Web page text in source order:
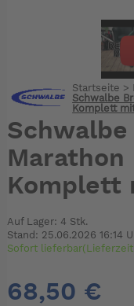
Startseite >
Schwalbe
Komplett
Marathon
Komplett
Auf Lager: 4 Stk.
Stand: 25.06.2026 16:14
Sofort
68,50 €